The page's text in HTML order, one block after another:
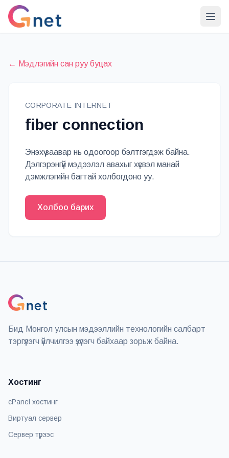
← Мэдлэгийн сан руу буцах
CORPORATE INTERNET
fiber connection
Энэхүү заавар нь одоогоор бэлтгэгдэж байна.
Дэлгэрэнгүй мэдээлэл авахыг хүсвэл манай
дэмжлэгийн багтай холбогдоно уу.
Холбоо барих
Бид Монгол улсын мэдээллийн технологийн салбарт
тэргүүлэгч үйлчилгээ үзүүлэгч байхаар зорьж байна.
Хостинг
cPanel хостинг
Виртуал сервер
Сервер түрээс